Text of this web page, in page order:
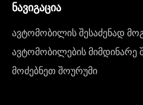
ნავიგაცია
ავტომობილის შესაძენად
ავტომობილების მიმდინარე
მოძებნეთ შოურუმი